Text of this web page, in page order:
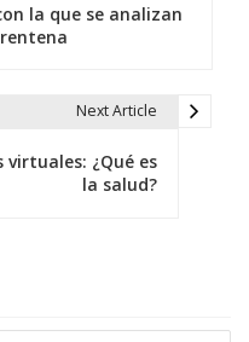
la que se analizan
Next Article
virtuales: ¿Qué es
la salud?